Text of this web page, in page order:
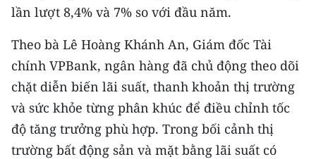
中文
FRANÇAIS
РУССКИЙ
ESPAÑOL
한국어
lần lượt 8,4% và 7% so với đầu năm.
Theo bà Lê Hoàng Khánh An, Giám đốc Tài
chính VPBank, ngân hàng đã chủ động theo dõi
chặt diễn biến lãi suất, thanh khoản thị trường
và sức khỏe từng phân khúc để điều chỉnh tốc
độ tăng trưởng phù hợp. Trong bối cảnh thị
trường bất động sản và mặt bằng lãi suất có